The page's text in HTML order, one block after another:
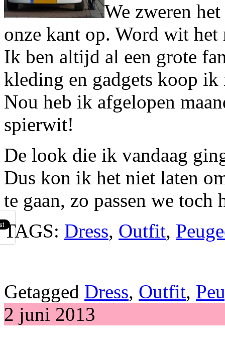
We zweren
onze kant op. Word wit
Ik ben altijd al een grote
kleding en gadgets koop ik
Nou heb ik afgelopen
spierwit!
De look die ik vandaag
Dus kon ik het niet laten
te gaan, zo passen we
TAGS: Dress, Outfit,
Getagged Dress, Outfit,
2 juni 2013